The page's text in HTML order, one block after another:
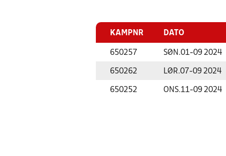
KAMPNR DATO
650257 SØN.01-09 2024
650262 LØR.07-09 2024
650252 ONS.11-09 2024